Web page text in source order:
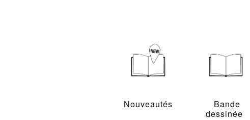
Nouveautés
Bande
dessinée